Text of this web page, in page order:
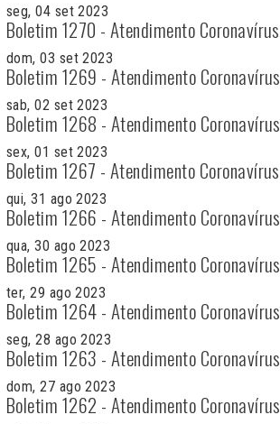
seg, 04 set 2023
Boletim 1270 - Atendimento Coronavírus
dom, 03 set 2023
Boletim 1269 - Atendimento Coronavírus
sab, 02 set 2023
Boletim 1268 - Atendimento Coronavírus
sex, 01 set 2023
Boletim 1267 - Atendimento Coronavírus
qui, 31 ago 2023
Boletim 1266 - Atendimento Coronavírus
qua, 30 ago 2023
Boletim 1265 - Atendimento Coronavírus
ter, 29 ago 2023
Boletim 1264 - Atendimento Coronavírus
seg, 28 ago 2023
Boletim 1263 - Atendimento Coronavírus
dom, 27 ago 2023
Boletim 1262 - Atendimento Coronavírus